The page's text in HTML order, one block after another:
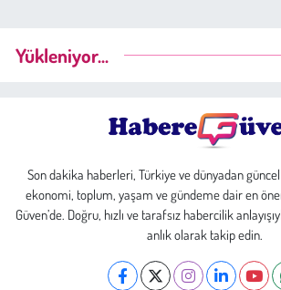
Yükleniyor...
Son dakika haberleri, Türkiye ve dünyadan
ekonomi, toplum, yaşam ve gündeme dair en
Güven’de. Doğru, hızlı ve tarafsız habercilik
anlık olarak takip edin.